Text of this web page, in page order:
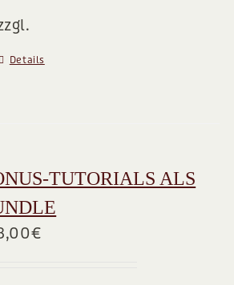
Details
TUTORIALS ALS
€